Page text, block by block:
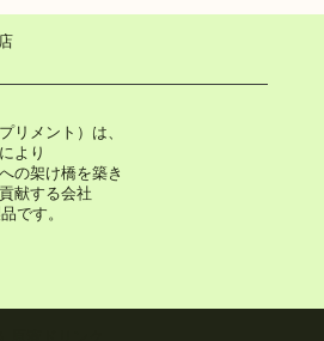
リメント）は、
より
の架け橋を築き
献する会社
です。